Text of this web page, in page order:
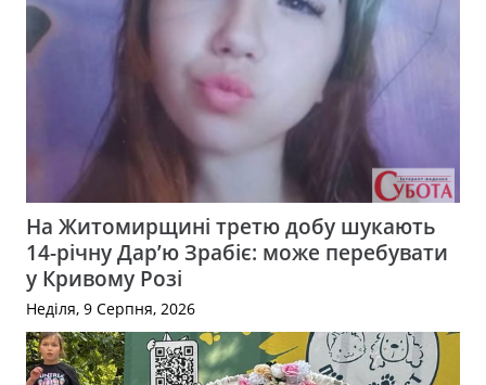
На Житомирщині третю добу шукають
14-річну Дар’ю Зрабіє: може перебувати
у Кривому Розі
Неділя, 9 Серпня, 2026